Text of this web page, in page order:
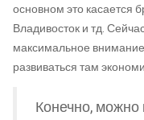
основном это касается
Владивосток и тд.
максимальное внимание
развиваться там
Конечно, можно